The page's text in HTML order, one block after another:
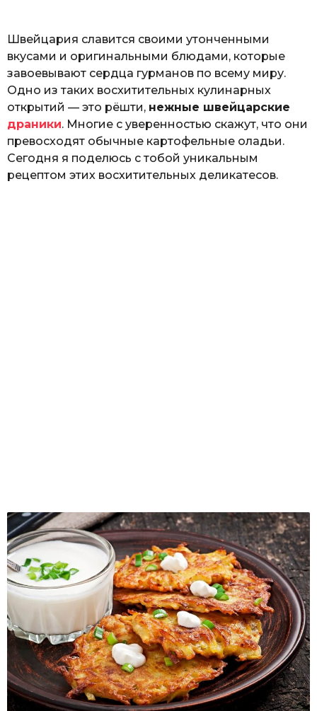
Швейцария славится своими утонченными
вкусами и оригинальными блюдами, которые
завоевывают сердца гурманов по всему миру.
Одно из таких восхитительных кулинарных
открытий — это рёшти, нежные швейцарские
драники. Многие с уверенностью скажут, что они
превосходят обычные картофельные оладьи.
Сегодня я поделюсь с тобой уникальным
рецептом этих восхитительных деликатесов.